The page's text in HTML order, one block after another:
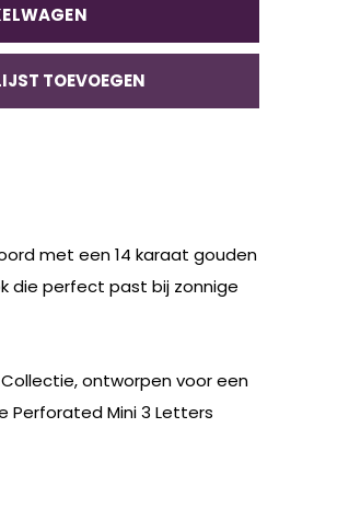
TOEVOEGEN
met een 14 karaat gouden
die perfect past bij zonnige
ontworpen voor een
Perforated Mini 3 Letters